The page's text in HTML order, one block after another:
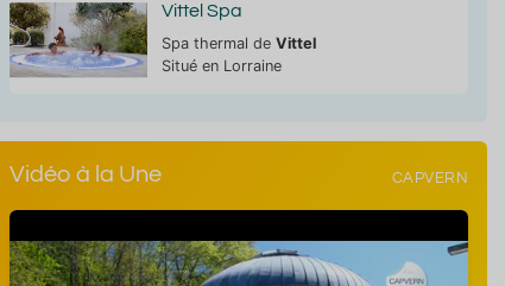
Vittel Spa
Spa thermal de Vittel
Situé en Lorraine
Vidéo à la Une CAPVERN